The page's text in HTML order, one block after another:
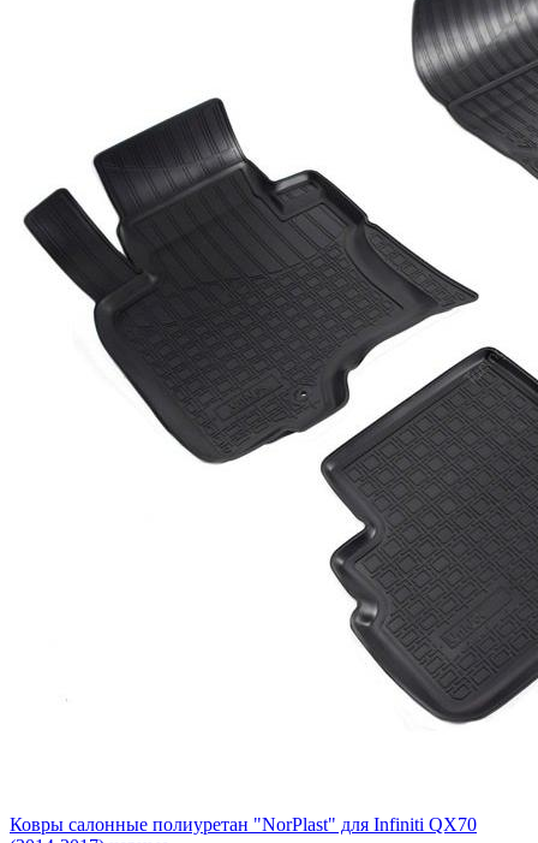
Ковры салонные полиуретан "NorPlast" для Infiniti QX70